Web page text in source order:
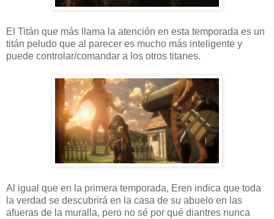
El Titán que más llama la atención en esta temporada es un
titán peludo que al parecer es mucho más inteligente y
puede controlar/comandar a los otros titanes.
Al igual que en la primera temporada, Eren indica que toda
la verdad se descubrirá en la casa de su abuelo en las
afueras de la muralla, pero no sé por qué diantres nunca